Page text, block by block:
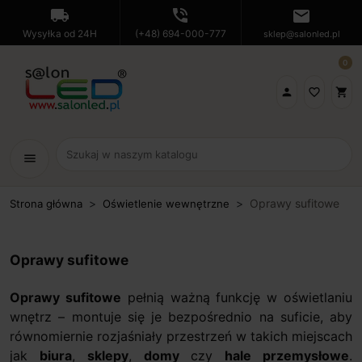
local_shipping
Wysyłka od 24H
phone_in_talk
(+48) 694-000-777
mail
sklep@salonled.pl
 favorite_border shopping_cart
0
menu
Strona główna Oświetlenie wewnętrzne Oprawy sufitowe
Oprawy sufitowe
Oprawy sufitowe pełnią ważną funkcję w oświetlaniu
wnętrz – montuje się je bezpośrednio na suficie, aby
równomiernie rozjaśniały przestrzeń w takich miejscach
jak biura, sklepy, domyczy hale przemysłowe.